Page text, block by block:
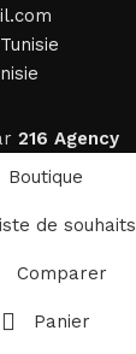
216 Agency
Boutique
de souhaits
Comparer
Panier